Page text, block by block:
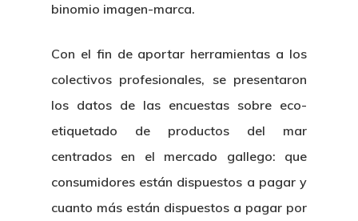
binomio imagen-marca.
Con el fin de aportar herramientas a los
colectivos profesionales, se presentaron
los datos de las encuestas sobre eco-
etiquetado de productos del mar
centrados en el mercado gallego: que
consumidores están dispuestos a pagar y
cuanto más están dispuestos a pagar por